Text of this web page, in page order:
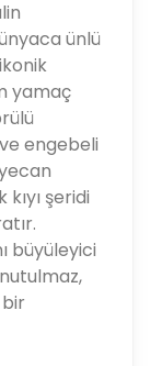
ünlü
yamaç
engebeli
şeridi
büyüleyici